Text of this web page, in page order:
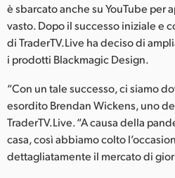
Portugal
Singapore
South Africa
Spain
Sweden
Chinese Taipei
è sbarcato anche su YouTube per
vasto. Dopo il successo iniziale e
di TraderTV.Live ha deciso di
i prodotti Blackmagic Design.
“Con un tale successo, ci siamo
esordito Brendan Wickens, uno
TraderTV.Live. “A causa della
casa, così abbiamo colto
dettagliatamente il mercato di